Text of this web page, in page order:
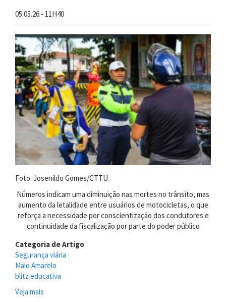
05.05.26 - 11H40
Foto: Josenildo Gomes/CTTU
Números indicam uma diminuição nas mortes no trânsito, mas
aumento da letalidade entre usuários de motocicletas, o que
reforça a necessidade por conscientização dos condutores e
continuidade da fiscalização por parte do poder público
Categoria de Artigo
Segurança viária
Maio Amarelo
blitz educativa
Veja mais